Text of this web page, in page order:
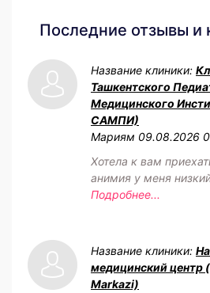
Последние отзывы и
Название клиники:
Ташкентского
Медицинского
САМПИ)
Мариям 09.08.2026
Хотела к вам
анимия у меня
Подробнее...
Название клиники:
медицинский центр
Markazi)